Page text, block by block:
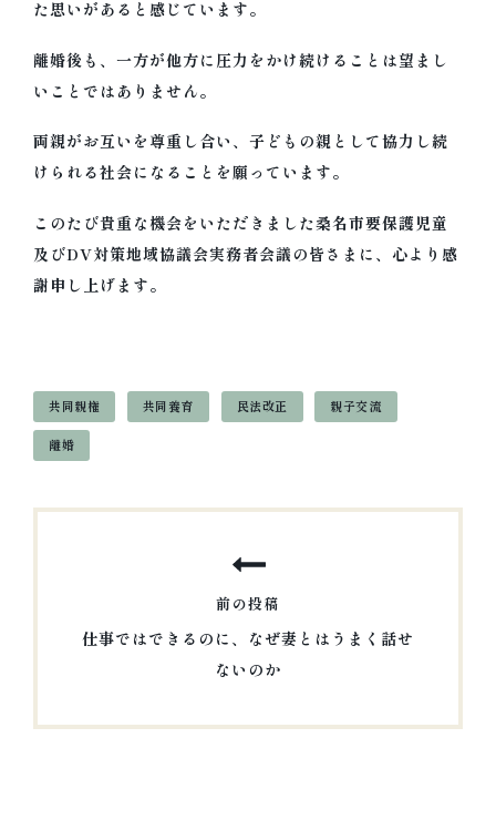
た思いがあると感じています。
離婚後も、一方が他方に圧力をかけ続けることは望まし
いことではありません。
両親がお互いを尊重し合い、子どもの親として協力し続
けられる社会になることを願っています。
このたび貴重な機会をいただきました桑名市要保護児童
及びDV対策地域協議会実務者会議の皆さまに、心より感
謝申し上げます。
タ
共同親権 共同養育 民法改正 親子交流
離婚
シ
前の投稿
仕事ではできるのに、なぜ妻とはうまく話せ
ないのか
の